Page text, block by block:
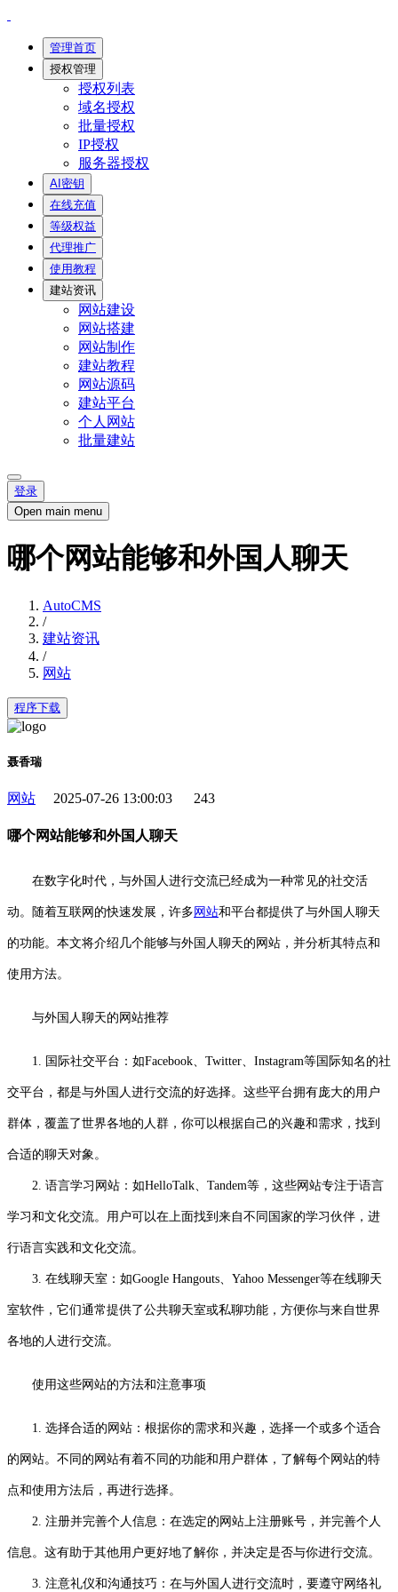
管理首页
授权管理
授权列表
域名授权
批量授权
IP授权
服务器授权
AI密钥
在线充值
等级权益
代理推广
使用教程
建站资讯
网站建设
网站搭建
网站制作
建站教程
网站源码
建站平台
个人网站
批量建站
登录
Open main menu
哪个网站能够和外国人聊天
AutoCMS
/
建站资讯
/
网站
程序下载
聂香瑞
网站 2025-07-26 13:00:03 243
哪个网站能够和外国人聊天
在数字化时代，与外国人进行交流已经成为一种常见的社交活
动。随着互联网的快速发展，许多 网站和平台都提供了与外国人聊天
的功能。本文将介绍几个能够与外国人聊天的网站，并分析其特点和
使用方法。
与外国人聊天的网站推荐
1. 国际社交平台：如Facebook、Twitter、Instagram等国际知名的社
交平台，都是与外国人进行交流的好选择。这些平台拥有庞大的用户
群体，覆盖了世界各地的人群，你可以根据自己的兴趣和需求，找到
合适的聊天对象。
2. 语言学习网站：如HelloTalk、Tandem等，这些网站专注于语言
学习和文化交流。用户可以在上面找到来自不同国家的学习伙伴，进
行语言实践和文化交流。
3. 在线聊天室：如Google Hangouts、Yahoo Messenger等在线聊天
室软件，它们通常提供了公共聊天室或私聊功能，方便你与来自世界
各地的人进行交流。
使用这些网站的方法和注意事项
1. 选择合适的网站：根据你的需求和兴趣，选择一个或多个适合
的网站。不同的网站有着不同的功能和用户群体，了解每个网站的特
点和使用方法后，再进行选择。
2. 注册并完善个人信息：在选定的网站上注册账号，并完善个人
信息。这有助于其他用户更好地了解你，并决定是否与你进行交流。
3. 注意礼仪和沟通技巧：在与外国人进行交流时，要遵守网络礼